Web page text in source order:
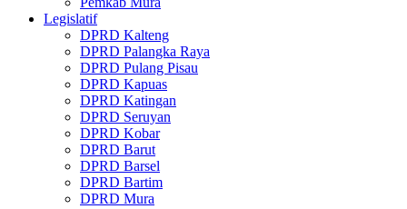
Legislatif
DPRD Kalteng
DPRD Palangka Raya
DPRD Pulang Pisau
DPRD Kapuas
DPRD Katingan
DPRD Seruyan
DPRD Kobar
DPRD Barut
DPRD Barsel
DPRD Bartim
DPRD Mura